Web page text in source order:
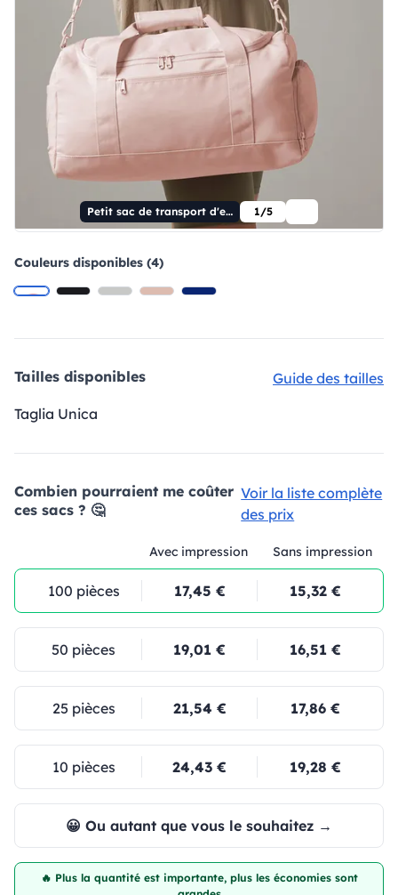
Petit sac de transport d'entraînement 1/5
Couleurs disponibles (4)
Tailles disponibles
Guide des tailles
Taglia Unica
Combien pourraient me coûter
ces sacs ? 🤔
Voir la liste complète
des prix
Avec impression Sans impression
100 pièces 17,45 € 15,32 €
50 pièces 19,01 € 16,51 €
25 pièces 21,54 € 17,86 €
10 pièces 24,43 € 19,28 €
😀 Ou autant que vous le souhaitez →
🔥 Plus la quantité est importante, plus les économies sont